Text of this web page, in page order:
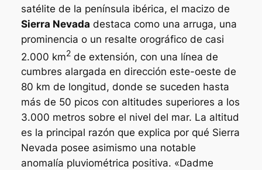
satélite de la península ibérica, el macizo de
Sierra Nevada destaca como una arruga, una
prominencia o un resalte orográfico de casi
2.000 km2de extensión, con una línea de
cumbres alargada en dirección este-oeste de
80 km de longitud, donde se suceden hasta
más de 50 picos con altitudes superiores a los
3.000 metros sobre el nivel del mar. La altitud
es la principal razón que explica por qué Sierra
Nevada posee asimismo una notable
anomalía pluviométrica positiva. «Dadme